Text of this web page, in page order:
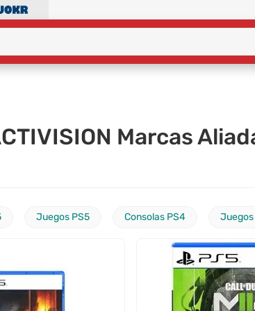
Marcas
Juegos PS5 Consolas PS4 Juegos